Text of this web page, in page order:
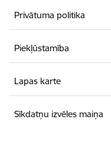
Privātuma politika
Piekļūstamība
Lapas karte
Sīkdatņu izvēles maiņa